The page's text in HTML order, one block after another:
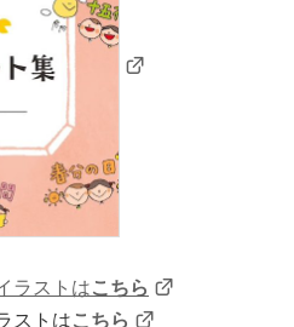
ラストはこちら
ストはこちら